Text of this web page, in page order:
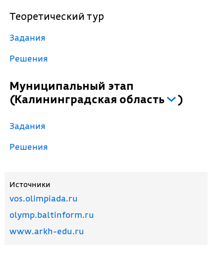
Теоретический тур
Задания
Решения
Муниципальный этап
(Калининградская область )
Задания
Решения
Источники
vos.olimpiada.ru
olymp.baltinform.ru
www.arkh-edu.ru